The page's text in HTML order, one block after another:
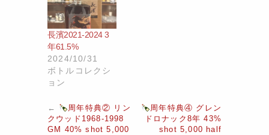
長濱2021-2024 3
年61.5%
2024/10/31
ボトルコレクシ
ョン
←
周年特典② リン
クウッド1968-1998
GM 40% shot 5,000
周年特典④ グレン
ドロナック8年 43%
shot 5,000 half